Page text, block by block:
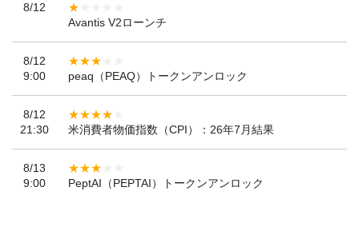
8/12
Avantis V2ローンチ
8/12
9:00
peaq（PEAQ）トークンアンロック
8/12
21:30
米消費者物価指数（CPI）：26年7月結果
8/13
9:00
PeptAI（PEPTAI）トークンアンロック